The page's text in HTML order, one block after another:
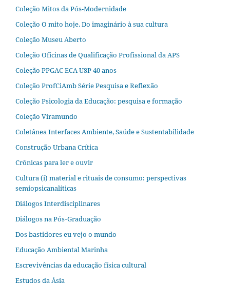
Coleção Mitos da Pós-Modernidade
Coleção O mito hoje. Do imaginário à sua cultura
Coleção Museu Aberto
Coleção Oficinas de Qualificação Profissional da APS
Coleção PPGAC ECA USP 40 anos
Coleção ProfCiAmb Série Pesquisa e Reflexão
Coleção Psicologia da Educação: pesquisa e formação
Coleção Viramundo
Coletânea Interfaces Ambiente, Saúde e Sustentabilidade
Construção Urbana Crítica
Crônicas para ler e ouvir
Cultura (i) material e rituais de consumo: perspectivas
semiopsicanalíticas
Diálogos Interdisciplinares
Diálogos na Pós‐Graduação
Dos bastidores eu vejo o mundo
Educação Ambiental Marinha
Escrevivências da educação física cultural
Estudos da Ásia​